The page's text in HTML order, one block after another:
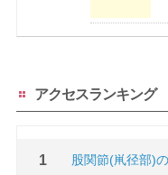
アクセスランキング
股関節(鼡径部)